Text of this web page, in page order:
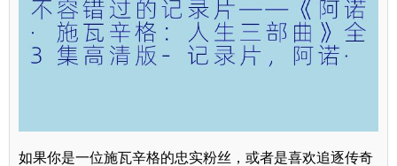
如果你是一位施瓦辛格的忠实粉丝，或者是喜欢追逐传奇